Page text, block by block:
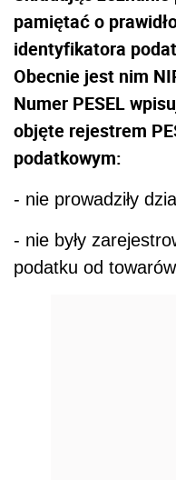
pamiętać o
identyfikatora
Obecnie jest nim
Numer PESEL
objęte rejestrem
podatkowym:
- nie prowadziły
- nie były
podatku od towarów